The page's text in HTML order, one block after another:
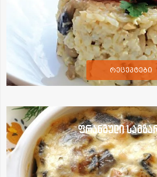
რეცეპტები
ფრანგული